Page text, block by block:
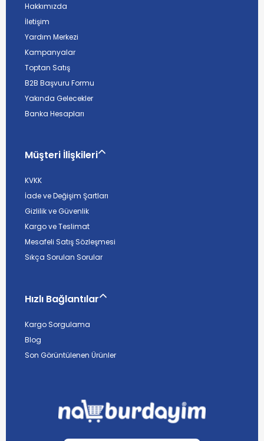
Hakkımızda
İletişim
Yardım Merkezi
Kampanyalar
Toptan Satış
B2B Başvuru Formu
Yakında Gelecekler
Banka Hesapları
Müşteri İlişkileri
KVKK
İade ve Değişim Şartları
Gizlilik ve Güvenlik
Kargo ve Teslimat
Mesafeli Satış Sözleşmesi
Sıkça Sorulan Sorular
Hızlı Bağlantılar
Kargo Sorgulama
Blog
Son Görüntülenen Ürünler